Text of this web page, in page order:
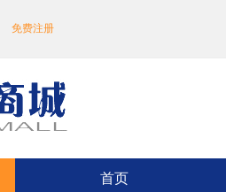
免费注册
首页